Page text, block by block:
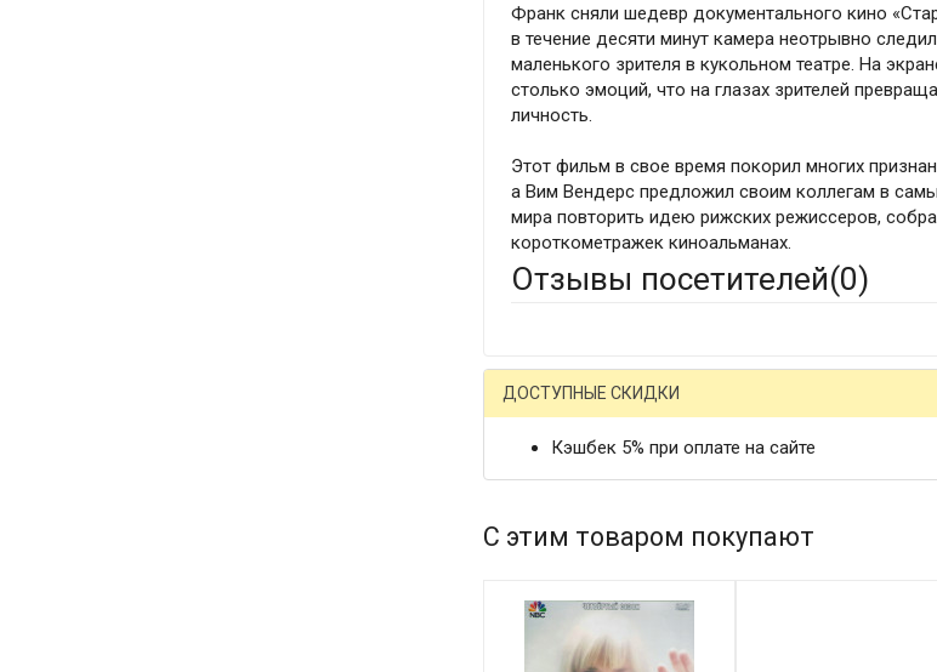
Франк сняли шедевр документального кино
в течение десяти минут камера неотрывно
маленького зрителя в кукольном театре. На
столько эмоций, что на глазах зрителей
личность.
Этот фильм в свое время покорил многих
а Вим Вендерс предложил своим коллегам в
мира повторить идею рижских режиссеров,
короткометражек киноальманах.
Отзывы посетителей(0)
ДОСТУПНЫЕ СКИДКИ
Кэшбек 5% при оплате на сайте
С этим товаром покупают